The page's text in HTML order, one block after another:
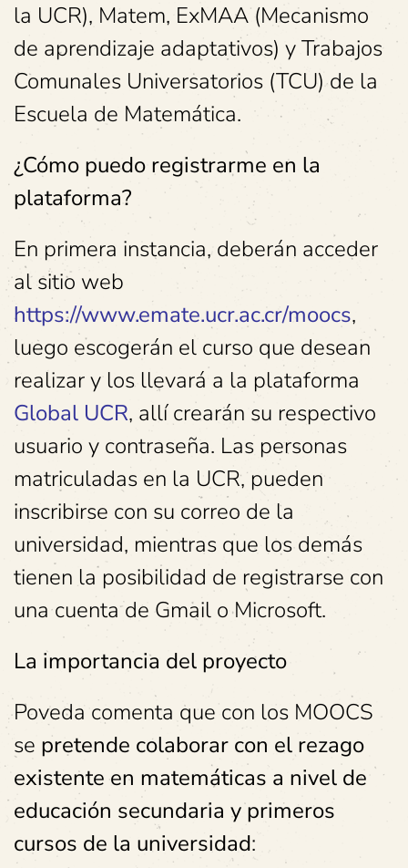
la UCR), Matem, ExMAA (Mecanismo
de aprendizaje adaptativos) y Trabajos
Comunales Universatorios (TCU) de la
Escuela de Matemática.
¿Cómo puedo registrarme en la
plataforma?
En primera instancia, deberán acceder
al sitio web
https://www.emate.ucr.ac.cr/moocs,
luego escogerán el curso que desean
realizar y los llevará a la plataforma
Global UCR, allí crearán su respectivo
usuario y contraseña. Las personas
matriculadas en la UCR, pueden
inscribirse con su correo de la
universidad, mientras que los demás
tienen la posibilidad de registrarse con
una cuenta de Gmail o Microsoft.
La importancia del proyecto
Poveda comenta que con los MOOCS
se pretende colaborar con el rezago
existente en matemáticas a nivel de
educación secundaria y primeros
cursos de la universidad: